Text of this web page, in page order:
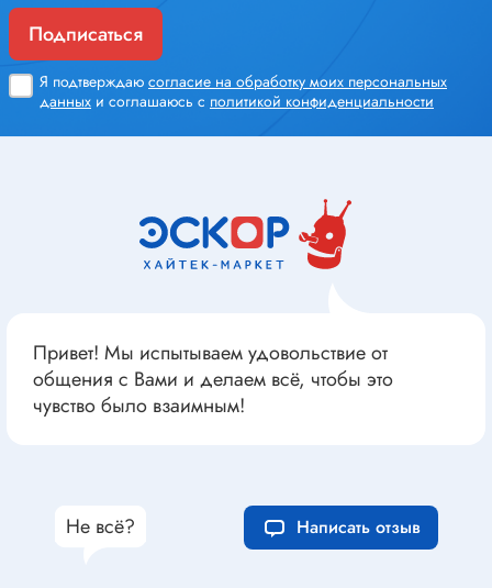
Подписаться
Я подтверждаю согласие на обработку моих персональных
данных и соглашаюсь с политикой конфиденциальности
Привет! Мы испытываем удовольствие от
общения с Вами и делаем всё, чтобы это
чувство было взаимным!
Не всё? Написать отзыв